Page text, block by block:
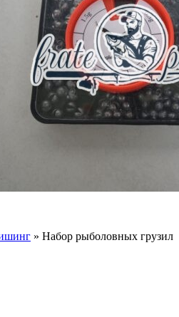
» Набор рыболовных грузил